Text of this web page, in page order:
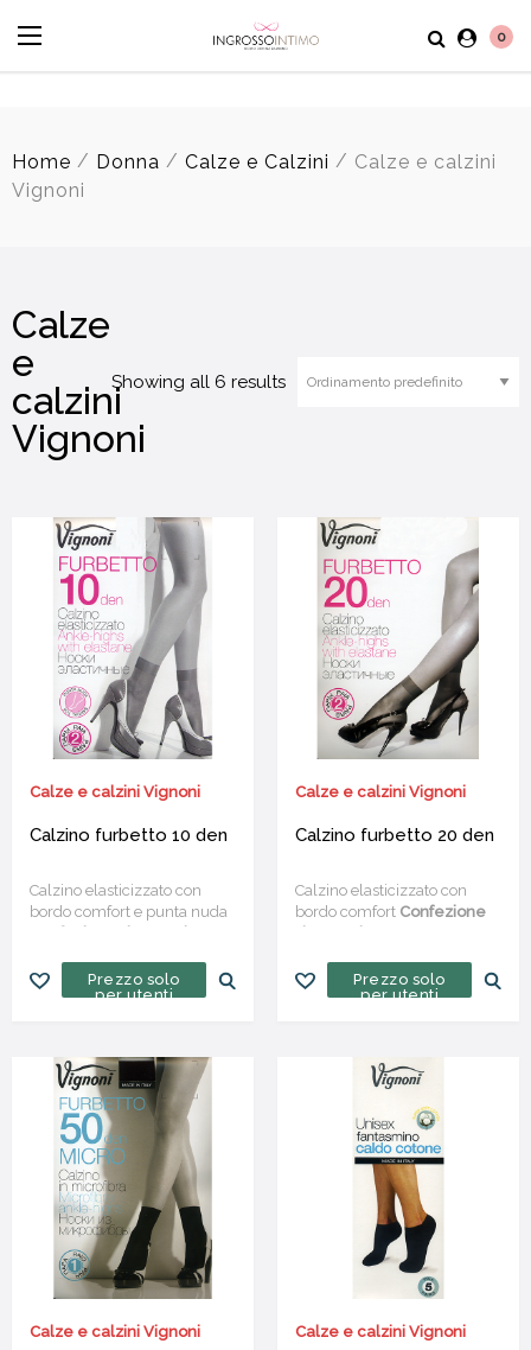
0
Home / Donna / Calze e Calzini / Calze e calzini
Vignoni
Calze
e
calzini
Vignoni
Showing all 6 results
Calze e calzini Vignoni
Calzino furbetto 10 den
Calzino elasticizzato con
bordo comfort e punta nuda
Prezzo solo
per utenti
Calze e calzini Vignoni
Calzino furbetto 20 den
Calzino elasticizzato con
bordo comfort Confezione
Prezzo solo
per utenti
Calze e calzini Vignoni Calze e calzini Vignoni